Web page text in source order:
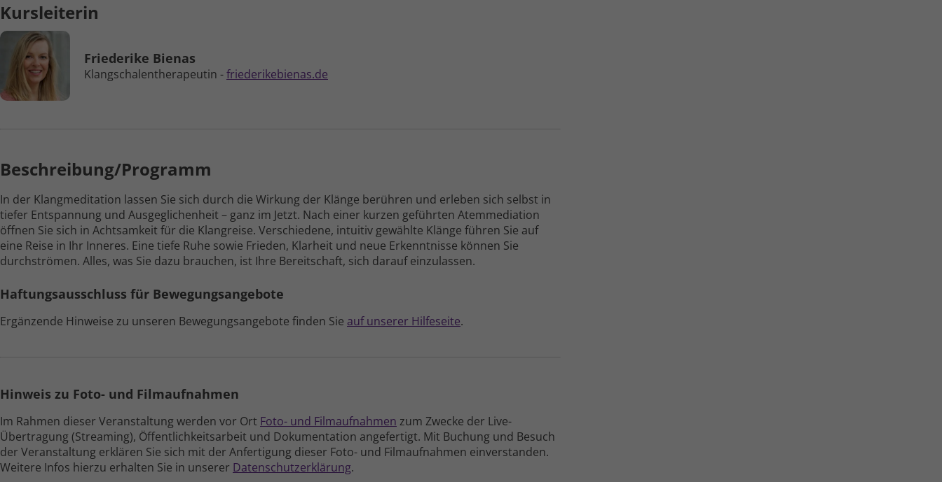
Kursleiterin
Friederike Bienas
Klangschalen­therapeutin -friederikebienas.de
Beschreibung/Programm
In der Klangmeditation lassen Sie sich durch die Wirkung der Klänge berühren und erleben sich selbst in
tiefer Entspannung und Ausgeglichen­heit – ganz im Jetzt. Nach einer kurzen geführten Atem­mediation
öffnen Sie sich in Achtsamkeit für die Klang­reise. Verschiedene, intuitiv gewählte Klänge führen Sie auf
eine Reise in Ihr Inneres. Eine tiefe Ruhe sowie Frieden, Klarheit und neue Erkennt­nisse können Sie
durchströmen. Alles, was Sie dazu brauchen, ist Ihre Bereit­schaft, sich darauf einzulassen.
Haftungs­aus­schluss für Bewegungs­angebote
Ergänzende Hinweise zu unseren Bewegungs­angebote finden Sie auf unserer Hilfe­seite.
Hinweis zu Foto- und Filmaufnahmen
Im Rahmen dieser Veranstaltung werden vor Ort Foto- und Film­aufnahmen zum Zwecke der Live-
Übertragung (Streaming), Öffent­lich­keits­arbeit und Doku­men­tation ange­fertigt. Mit Buchung und Besuch
der Veran­staltung erklären Sie sich mit der Anfer­tigung dieser Foto- und Film­aufnahmen einver­standen.
Weitere Infos hierzu erhalten Sie in unserer Daten­schutz­erklärung.